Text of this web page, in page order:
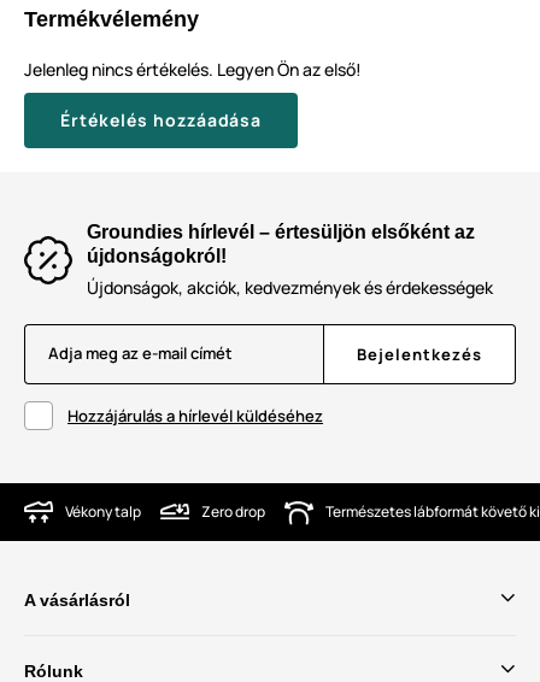
Termékvélemény
Jelenleg nincs értékelés. Legyen Ön az első!
Értékelés hozzáadása
Groundies hírlevél – értesüljön elsőként az
újdonságokról!
Újdonságok, akciók, kedvezmények és érdekességek
Adja meg az e-mail címét Bejelentkezés
Hozzájárulás a hírlevél küldéséhez
Vékony talp Zero drop Természetes lábformát követő
A vásárlásról
Rólunk